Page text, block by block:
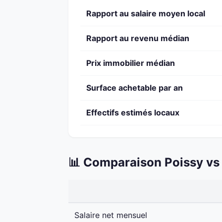
Rapport au salaire moyen local
Rapport au revenu médian
Prix immobilier médian
Surface achetable par an
Effectifs estimés locaux
📊 Comparaison Poissy
Salaire net mensuel